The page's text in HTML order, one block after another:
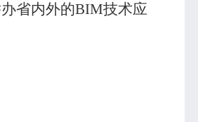
省内外的BIM技术应